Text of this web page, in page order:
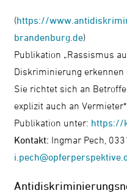
(https://
brandenburg.de)
Publikation „Rassismus
Diskriminierung erkennen
Sie richtet sich an
explizit auch an
Publikation unter: https://
Kontakt: Ingmar Pech,